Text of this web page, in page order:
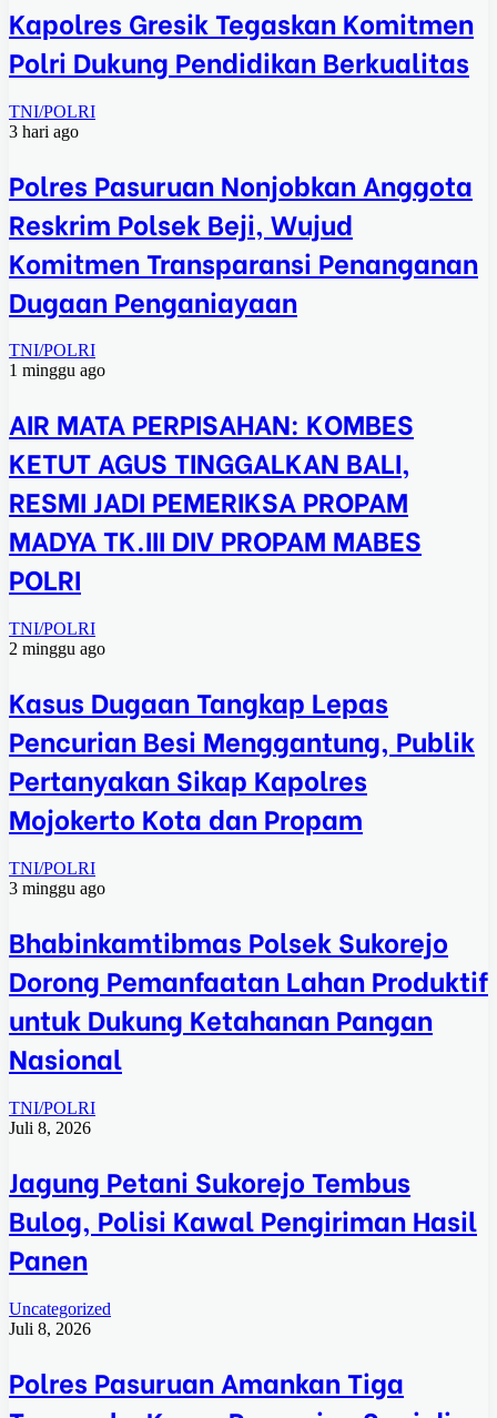
Kapolres Gresik Tegaskan Komitmen
Polri Dukung Pendidikan Berkualitas
TNI/POLRI
3 hari ago
Polres Pasuruan Nonjobkan Anggota
Reskrim Polsek Beji, Wujud
Komitmen Transparansi Penanganan
Dugaan Penganiayaan
TNI/POLRI
1 minggu ago
AIR MATA PERPISAHAN: KOMBES
KETUT AGUS TINGGALKAN BALI,
RESMI JADI PEMERIKSA PROPAM
MADYA TK.III DIV PROPAM MABES
POLRI
TNI/POLRI
2 minggu ago
Kasus Dugaan Tangkap Lepas
Pencurian Besi Menggantung, Publik
Pertanyakan Sikap Kapolres
Mojokerto Kota dan Propam
TNI/POLRI
3 minggu ago
Bhabinkamtibmas Polsek Sukorejo
Dorong Pemanfaatan Lahan Produktif
untuk Dukung Ketahanan Pangan
Nasional
TNI/POLRI
Juli 8, 2026
Jagung Petani Sukorejo Tembus
Bulog, Polisi Kawal Pengiriman Hasil
Panen
Uncategorized
Juli 8, 2026
Polres Pasuruan Amankan Tiga